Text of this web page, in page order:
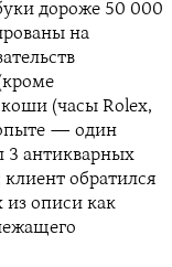
дороже 50 000
на
(часы Rolex,
— один
3 антикварных
обратился
описи как